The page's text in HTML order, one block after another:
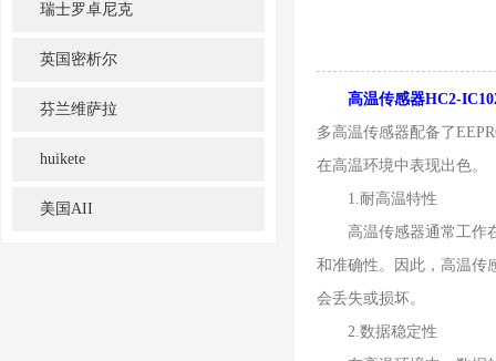
SERVICES
瑞士罗卓尼克
英国密析尔
芬兰维萨拉
huikete
美国AII
高温传感器HC2-
多高温传感器配备了
在高温环境中表现出色。
1.耐高温特性
高温传感器通常工作在
和准确性。因此，高温传
会丢失或损坏。
2.数据稳定性